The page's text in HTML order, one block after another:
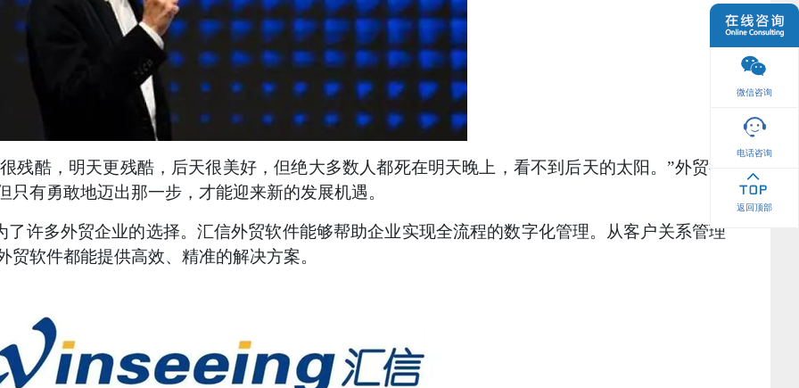
残酷，明天更残酷，后天很美好，但绝大多数人都死在明天晚上，看不到后天的太阳。”外贸行
有勇敢地迈出那一步，才能迎来新的发展机遇。
了许多外贸企业的选择。汇信外贸软件能够帮助企业实现全流程的数字化管理。从客户关系管理
软件都能提供高效、精准的解决方案。
微信咨询
电话咨询
返回顶部